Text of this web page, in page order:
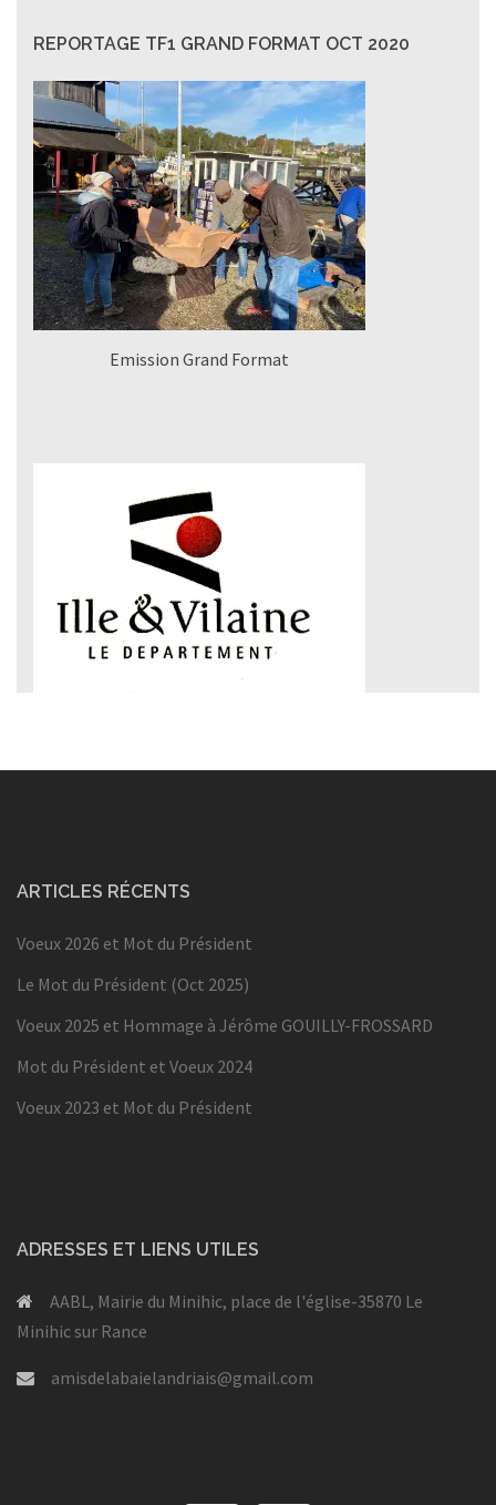
REPORTAGE TF1 GRAND FORMAT OCT 2020
Emission Grand Format
ARTICLES RÉCENTS
Voeux 2026 et Mot du Président
Le Mot du Président (Oct 2025)
Voeux 2025 et Hommage à Jérôme GOUILLY-FROSSARD
Mot du Président et Voeux 2024
Voeux 2023 et Mot du Président
ADRESSES ET LIENS UTILES
AABL, Mairie du Minihic, place de l'église-35870 Le
Minihic sur Rance
amisdelabaielandriais@gmail.com